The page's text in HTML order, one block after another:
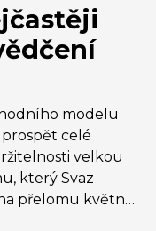
modelu
celé
velkou
který Svaz
přelomu května